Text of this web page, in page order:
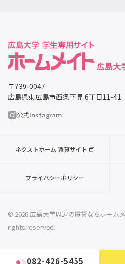
082-426-5455
〒739-0047
広島県東広島市西条下見 6丁目11-41
公式Instagram
ネクストホーム 賃貸サイト
プライバシーポリシー
© 2026 広島大学周辺の賃貸ならホーム
rights reserved.